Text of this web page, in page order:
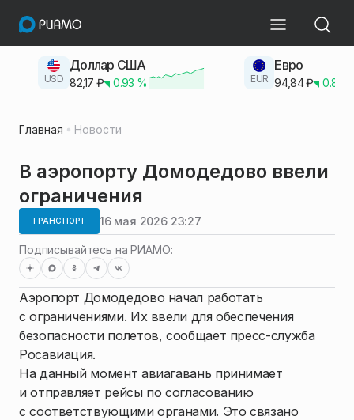
USD
Доллар США
82,17 ₽ 0.93 % EUR
Евро
94,84₽ 0.83
Главная Новости
В аэропорту Домодедово ввели
ограничения
ТРАНСПОРТ 16 мая 2026 23:27
Подписывайтесь на РИАМО:
Аэропорт Домодедово начал работать
с ограничениями. Их ввели для обеспечения
безопасности полетов, сообщает пресс-служба
Росавиация.
На данный момент авиагавань принимает
и отправляет рейсы по согласованию
с соответствующими органами. Это связано